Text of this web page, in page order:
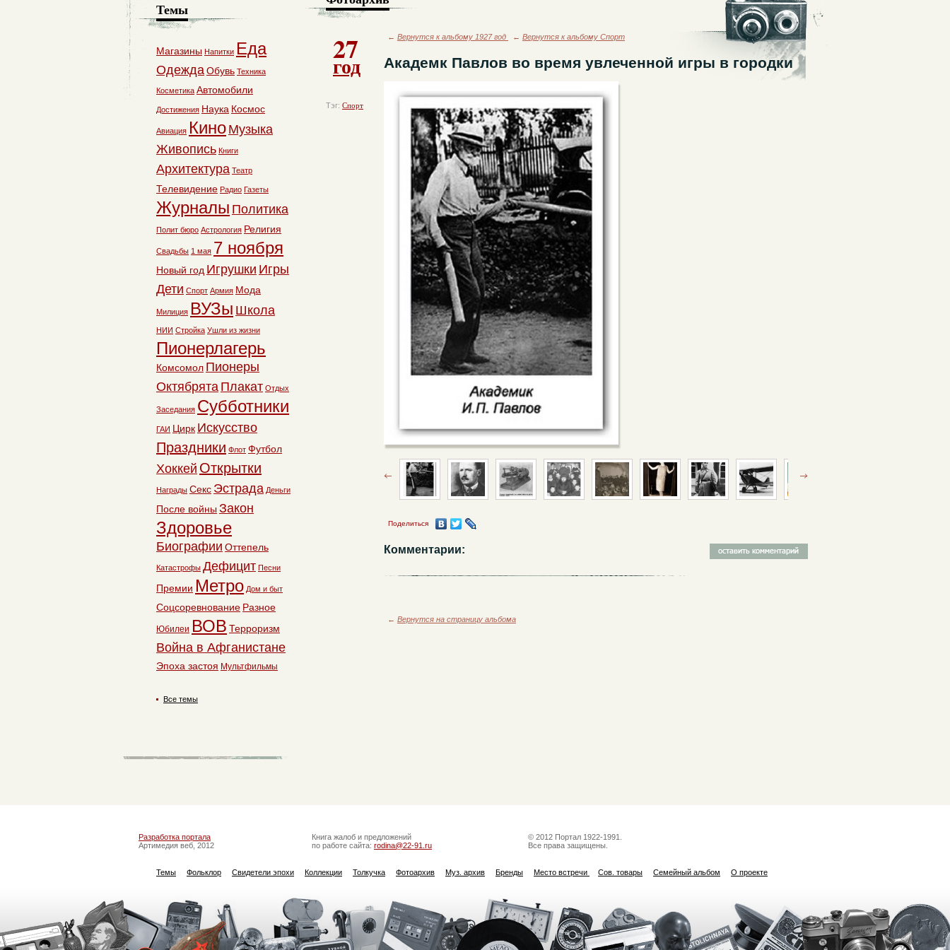
27
год
Тэг: Спорт
← Вернутся к альбому 1927 год ← Вернутся к альбому Спорт
Академк Павлов во время увлеченной игры в городки
Поделиться
Комментарии:
← Вернутся на страницу альбома
Темы
Магазины Напитки Еда
ОдеждаОбувь Техника
Косметика Автомобили
Достижения Наука Космос
Авиация Кино Музыка
Живопись Книги
Архитектура Театр
Телевидение Радио Газеты
Журналы Политика
Полит бюро Астрология Религия
Свадьбы 1 мая 7 ноября
Новый год Игрушки Игры
Дети Спорт Армия Мода
Милиция ВУЗы Школа
НИИ Стройка Ушли из жизни
Пионерлагерь
Комсомол Пионеры
Октябрята Плакат Отдых
Заседания Субботники
ГАИ Цирк Искусство
Праздники Флот Футбол
Хоккей Открытки
Награды Секс Эстрада Деньги
После войны Закон
Здоровье
Биографии Оттепель
Катастрофы Дефицит Песни
Премии Метро Дом и быт
Соцсоревнование Разное
Юбилеи ВОВ Терроризм
Война в Афганистане
Эпоха застоя Мультфильмы
Все темы
Разработка портала
Артимедия веб, 2012
Книга жалоб и предложений
по работе сайта: rodina@22-91.ru
© 2012 Портал 1922-1991.
Все права защищены.
Темы Фольклор Свидетели эпохи Коллекции Толкучка Фотоархив Муз. архив Бренды Место встречи Сов. товары Семейный альбом О проекте